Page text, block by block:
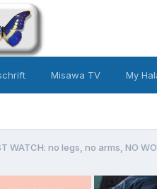
Misawa TV My
WATCH: no legs, no arms, NO